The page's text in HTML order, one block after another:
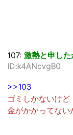
107: 激熱と申した
ID:k4ANcvgB0
>>103
ゴミしかないけど
金がかかってな